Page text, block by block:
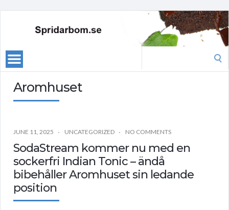
Aromhuset
JUNE 11, 2025 UNCATEGORIZED NO COMMENTS
SodaStream kommer nu med en
sockerfri Indian Tonic – ändå
bibehåller Aromhuset sin ledande
position